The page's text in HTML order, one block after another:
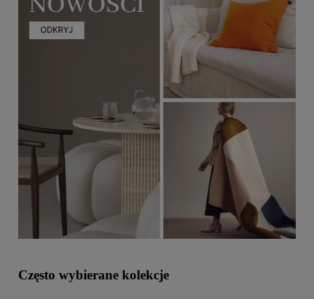
Często wybierane kolekcje